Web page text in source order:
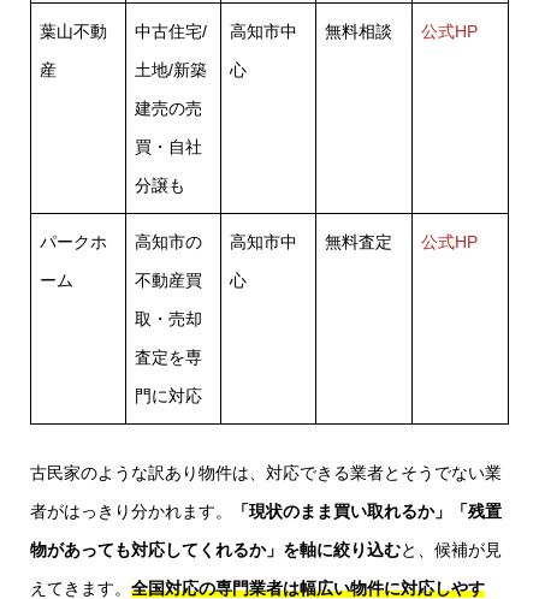
葉山不動
産
中古住宅/
土地/新築
建売の売
買・自社
分譲も
高知市中
心
無料相談 公式HP
パークホ
ーム
高知市の
不動産買
取・売却
査定を専
門に対応
高知市中
心
無料査定 公式HP
古民家のような訳あり物件は、対応できる業者とそうでない業
者がはっきり分かれます。
「現状のまま買い取れるか」「残置
物があっても対応してくれるか」を軸に絞り込むと、候補が見
えてきます。 全国対応の専門業者は幅広い物件に対応しやす